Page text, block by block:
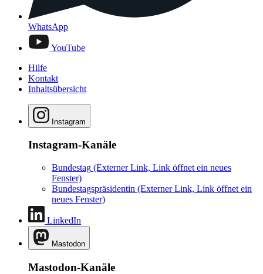
WhatsApp
YouTube
Hilfe
Kontakt
Inhaltsübersicht
Instagram
Instagram-Kanäle
Bundestag (Externer Link, Link öffnet ein neues
Fenster)
Bundestagspräsidentin (Externer Link, Link öffnet ein
neues Fenster)
LinkedIn
Mastodon
Mastodon-Kanäle